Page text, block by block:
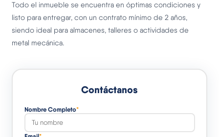
Todo el inmueble se encuentra en óptimas condiciones y
listo para entregar, con un contrato mínimo de 2 años,
siendo ideal para almacenes, talleres o actividades de
metal mecánica.
Contáctanos
Nombre Completo*